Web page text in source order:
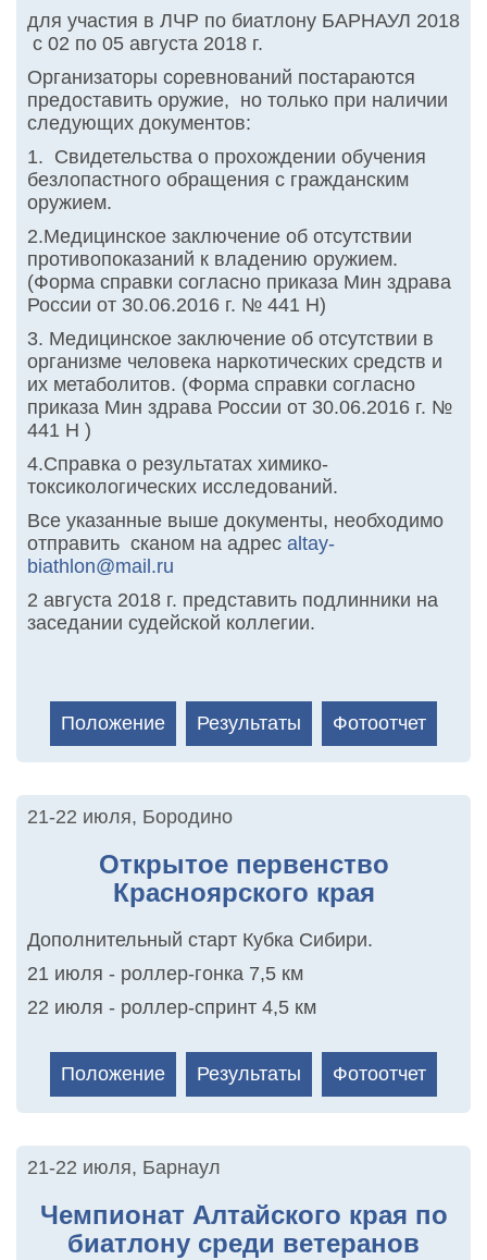
для участия в ЛЧР по биатлону БАРНАУЛ 2018
с 02 по 05 августа 2018 г.
Организаторы соревнований постараются
предоставить оружие, но только при наличии
следующих документов:
1. Свидетельства о прохождении обучения
безлопастного обращения с гражданским
оружием.
2.Медицинское заключение об отсутствии
противопоказаний к владению оружием.
(Форма справки согласно приказа Мин здрава
России от 30.06.2016 г. № 441 Н)
3. Медицинское заключение об отсутствии в
организме человека наркотических средств и
их метаболитов. (Форма справки согласно
приказа Мин здрава России от 30.06.2016 г. №
441 Н )
4.Справка о результатах химико-
токсикологических исследований.
Все указанные выше документы, необходимо
отправить сканом на адрес altay-
biathlon@mail.ru
2 августа 2018 г. представить подлинники на
заседании судейской коллегии.
Положение Результаты Фотоотчет
21-22 июля, Бородино
Открытое первенство
Красноярского края
Дополнительный старт Кубка Сибири.
21 июля - роллер-гонка 7,5 км
22 июля - роллер-спринт 4,5 км
Положение Результаты Фотоотчет
21-22 июля, Барнаул
Чемпионат Алтайского края по
биатлону среди ветеранов